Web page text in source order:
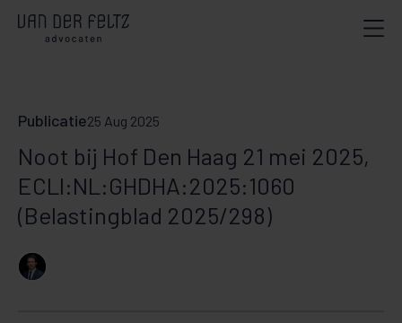
Publicatie25 Aug 2025
Noot bij Hof Den Haag 21 mei 2025,
ECLI:NL:GHDHA:2025:1060
(Belastingblad 2025/298)